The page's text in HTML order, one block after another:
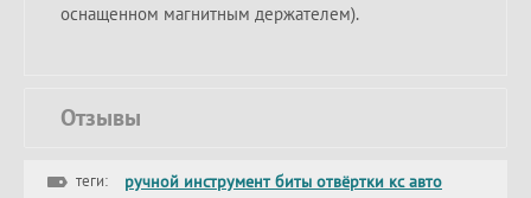
оснащенном магнитным держателем).
Отзывы
теги: ручной инструмент биты отвёртки кс авто